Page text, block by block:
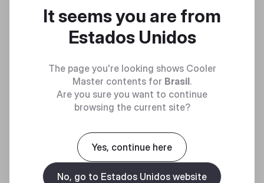
TROCA DE CALOR
DEFINITIVA
Motor de alta velocidade
utilizando um impulsor com
rolamento cerâmico força o
dentro e para fora do radiador,
garantindo eficiência máxima
na troca de calor.
It seems you are from
Estados Unidos
The page you're looking shows Cooler
Master contents for Brasil.
Are you sure you want to continue
browsing the current site?
Yes, continue here
No, go to Estados Unidos website